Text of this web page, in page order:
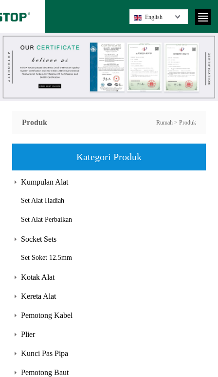
English
Produk Rumah > Produk
Kategori Produk
Kumpulan Alat
Set Alat Hadiah
Set Alat Perbaikan
Socket Sets
Set Soket 12.5mm
Kotak Alat
Kereta Alat
Pemotong Kabel
Plier
Kunci Pas Pipa
Pemotong Baut